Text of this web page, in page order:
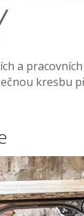
a
kresbu